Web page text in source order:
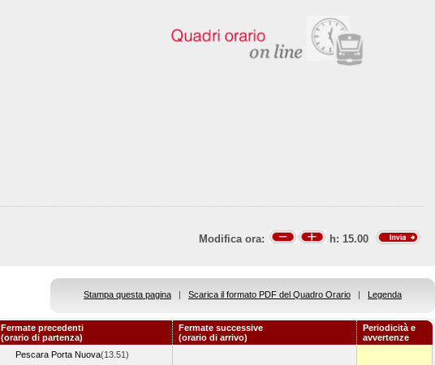
Modifica ora: h: 15.00
Stampa questa pagina | Scarica il formato PDF del Quadro Orario | Legenda
Fermate precedenti
(orario di partenza)
Fermate successive
(orario di arrivo)
Periodicità e
avvertenze
Pescara Porta Nuova(13.51)